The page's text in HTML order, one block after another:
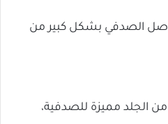
الصدفي بشكل كبير من
الجلد مميزة للصدفية،